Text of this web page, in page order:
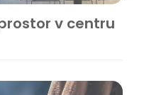
v centru